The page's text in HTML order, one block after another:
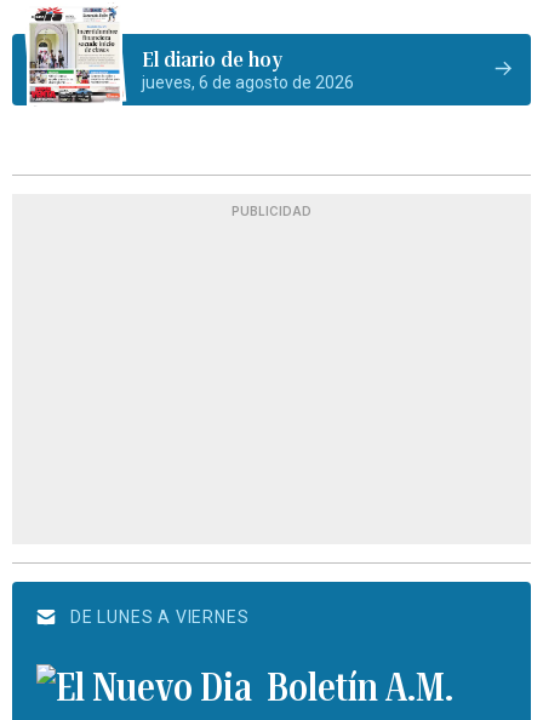
El diario de hoy
jueves, 6 de agosto de 2026
PUBLICIDAD
DE LUNES A VIERNES
Boletín A.M.